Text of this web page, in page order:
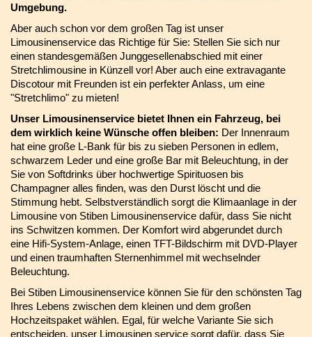
Umgebung.
Aber auch schon vor dem großen Tag ist unser
Limousinenservice das Richtige für Sie: Stellen Sie sich nur
einen standesgemäßen Junggesellenabschied mit einer
Stretchlimousine in Künzell vor! Aber auch eine extravagante
Discotour mit Freunden ist ein perfekter Anlass, um eine
"Stretchlimo" zu mieten!
Unser Limousinenservice bietet Ihnen ein Fahrzeug, bei
dem wirklich keine Wünsche offen bleiben: Der Innenraum
hat eine große L-Bank für bis zu sieben Personen in edlem,
schwarzem Leder und eine große Bar mit Beleuchtung, in der
Sie von Softdrinks über hochwertige Spirituosen bis
Champagner alles finden, was den Durst löscht und die
Stimmung hebt. Selbstverständlich sorgt die Klimaanlage in der
Limousine von Stiben Limousinenservice dafür, dass Sie nicht
ins Schwitzen kommen. Der Komfort wird abgerundet durch
eine Hifi-System-Anlage, einen TFT-Bildschirm mit DVD-Player
und einen traumhaften Sternenhimmel mit wechselnder
Beleuchtung.
Bei Stiben Limousinenservice können Sie für den schönsten Tag
Ihres Lebens zwischen dem kleinen und dem großen
Hochzeitspaket wählen. Egal, für welche Variante Sie sich
entscheiden, unser Limousinen service sorgt dafür, dass Sie